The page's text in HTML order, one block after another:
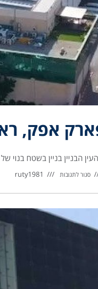
אפק,
כ- 11,000 מ”ר, המשמש לתעשייה, אחסנה, משרדים וחניה.
סגור לתגובות ruty1981